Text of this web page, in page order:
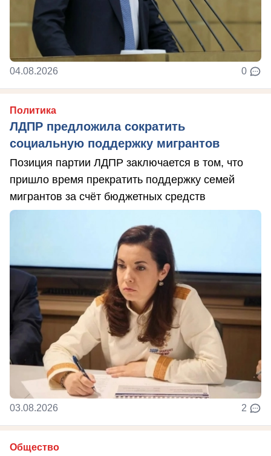
04.08.2026 0
Политика
ЛДПР предложила сократить
социальную поддержку мигрантов
Позиция партии ЛДПР заключается в том, что
пришло время прекратить поддержку семей
мигрантов за счёт бюджетных средств
03.08.2026 2
Общество